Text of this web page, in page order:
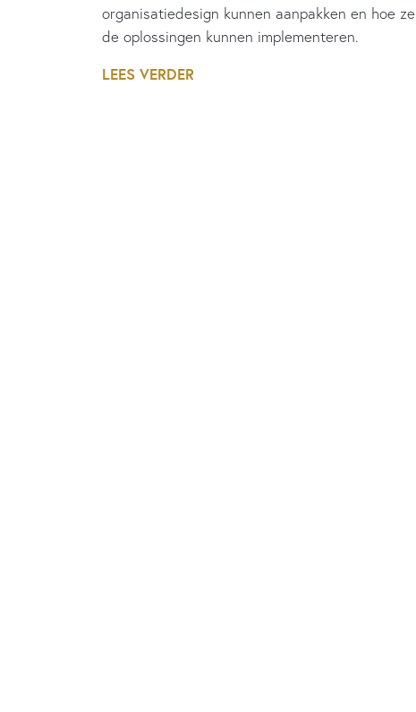
organisatiedesign kunnen aanpakken en hoe ze
de oplossingen kunnen implementeren.
LEES VERDER